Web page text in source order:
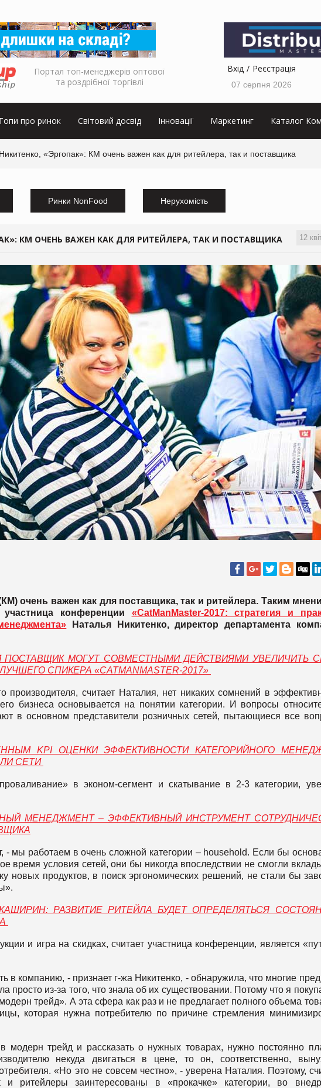
Портал топ-менеджерів оптової
та роздрібної торгівлі
Вхід Реєстрація
07 серпня 2026
про ринок Світовий досвід Інновації Маркетинг Каталог
«Эргопак»: КМ очень важен как для ритейлера, так и поставщика
Ринки NonFood Нерухомість
12
КМ ОЧЕНЬ ВАЖЕН КАК ДЛЯ РИТЕЙЛЕРА, ТАК И ПОСТАВЩИКА
очень важен как для поставщика, так и ритейлера. Таким
участница конференции «CatManMaster-2017: стратегия и
Наталья Никитенко, директор департамента
ПОСТАВЩИК МОГУТ СОВМЕСТНЫМИ ДЕЙСТВИЯМИ УВЕЛИЧИТЬ
СПИКЕРА «CATMANMASTER-2017»
производителя, считает Наталия, нет никаких сомнений в
бизнеса основывается на понятии категории. И вопросы
в основном представители розничных сетей, пытающиеся все
KPI ОЦЕНКИ ЭФФЕКТИВНОСТИ КАТЕГОРИЙНОГО
СЕТИ
в эконом-сегмент и скатывание в 2-3 категории,
МЕНЕДЖМЕНТ – ЭФФЕКТИВНЫЙ ИНСТРУМЕНТ
- мы работаем в очень сложной категории – household. Если бы
время условия сетей, они бы никогда впоследствии не смогли
новых продуктов, в поиск эргономических решений, не стали бы
РАЗВИТИЕ РИТЕЙЛА БУДЕТ ОПРЕДЕЛЯТЬСЯ
и игра на скидках, считает участница конференции, является
в компанию, - признает г-жа Никитенко, - обнаружила, что многие
просто из-за того, что знала об их существовании. Потому что я
трейд». А эта сфера как раз и не предлагает полного объема
которая нужна потребителю по причине стремления
модерн трейд и рассказать о нужных товарах, нужно постоянно
некуда двигаться в цене, то он, соответственно,
«Но это не совсем честно», - уверена Наталия. Поэтому,
и ритейлеры заинтересованы в «прокачке» категории, во